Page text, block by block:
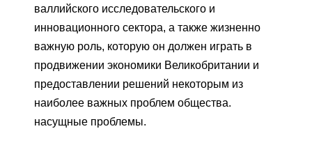
валлийского исследовательского и
инновационного сектора, а также жизненно
важную роль, которую он должен играть в
продвижении экономики Великобритании и
предоставлении решений некоторым из
наиболее важных проблем общества.
насущные проблемы.